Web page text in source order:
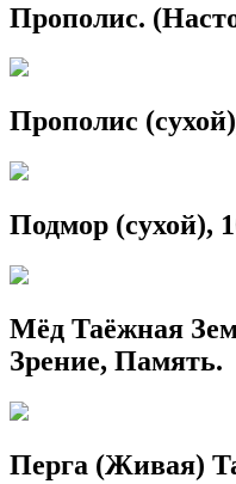
Прополис.
Прополис
Подмор (сухой),
Мёд Таёжная
Зрение, Память.
Перга (Живая)